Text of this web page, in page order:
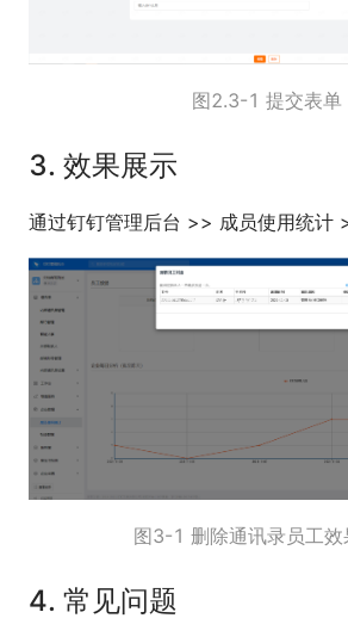
图2.3-1 提交表单
3. 效果展示
通过钉钉管理后台 >> 成员使用统计
图3-1 删除通讯录员工效
4. 常见问题